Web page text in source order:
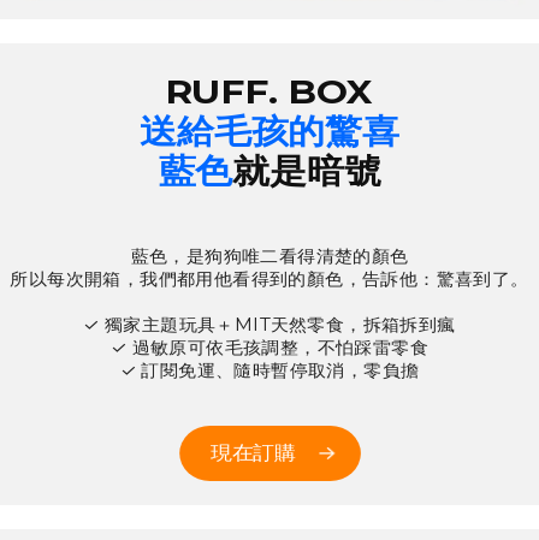
RUFF. BOX
送給毛孩的驚喜
藍色就是暗號
藍色，是狗狗唯二看得清楚的顏色
所以每次開箱，我們都用他看得到的顏色，告訴他：驚喜到了。
✓ 獨家主題玩具＋MIT天然零食，拆箱拆到瘋
✓ 過敏原可依毛孩調整，不怕踩雷零食
✓ 訂閱免運、隨時暫停取消，零負擔
現在訂購 →